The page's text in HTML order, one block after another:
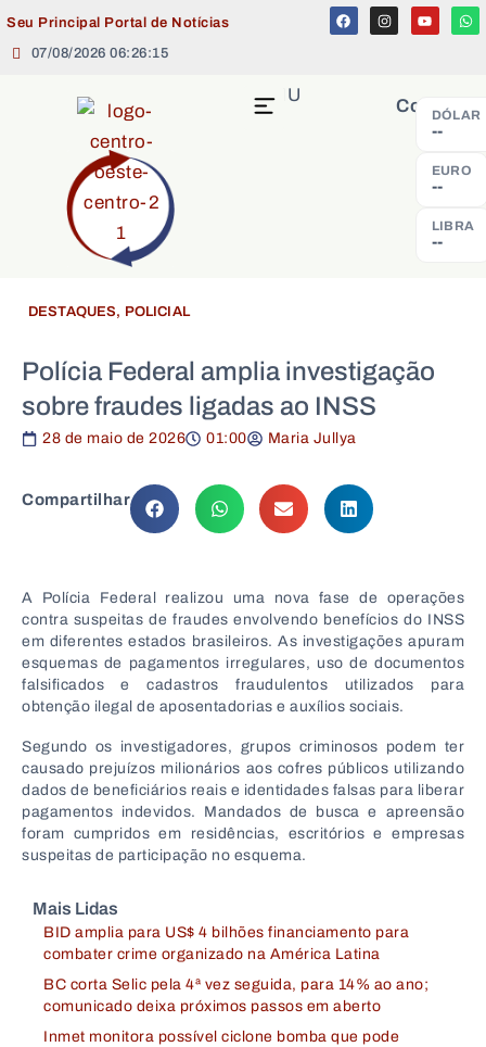
Seu Principal Portal de Notícias
07/08/2026 06:26:15
Cotação
DÓLAR
--
EURO
--
LIBRA
--
MENU
DESTAQUES, POLICIAL
Polícia Federal amplia investigação
sobre fraudes ligadas ao INSS
28 de maio de 2026 01:00 Maria Jullya
Compartilhar
A Polícia Federal
realizou uma nova fase de operações
contra suspeitas de fraudes envolvendo benefícios do INSS
em diferentes estados brasileiros. As investigações apuram
esquemas de pagamentos irregulares, uso de documentos
falsificados e cadastros fraudulentos utilizados para
obtenção ilegal de aposentadorias e auxílios sociais.
Segundo os investigadores, grupos criminosos podem ter
causado prejuízos milionários aos cofres públicos utilizando
dados de beneficiários reais e identidades falsas para liberar
pagamentos indevidos. Mandados de busca e apreensão
foram cumpridos em residências, escritórios e empresas
suspeitas de participação no esquema.
Mais Lidas
BID amplia para US$ 4 bilhões financiamento para
combater crime organizado na América Latina
BC corta Selic pela 4ª vez seguida, para 14% ao ano;
comunicado deixa próximos passos em aberto
Inmet monitora possível ciclone bomba que pode